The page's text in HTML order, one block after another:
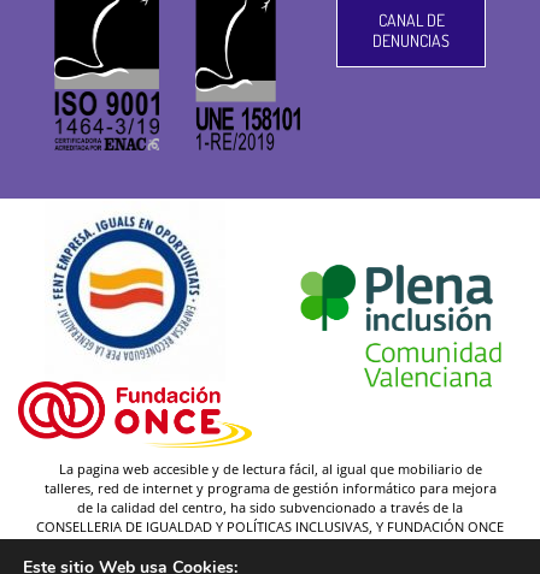
CANAL DE
DENUNCIAS
La pagina web accesible y de lectura fácil, al igual que mobiliario de
talleres, red de internet y programa de gestión informático para mejora
de la calidad del centro, ha sido subvencionado a través de la
CONSELLERIA DE IGUALDAD Y POLÍTICAS INCLUSIVAS, Y FUNDACIÓN ONCE
Este sitio Web usa Cookies: